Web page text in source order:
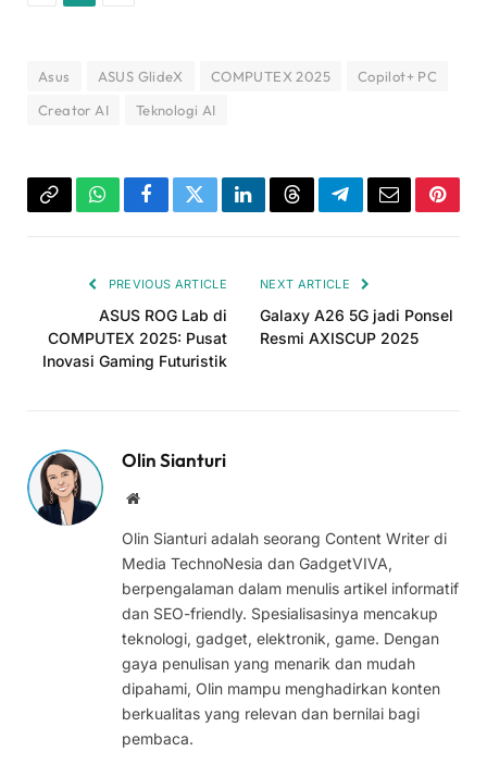
Asus ASUS GlideX COMPUTEX 2025
Copilot+ PC
Creator AI
Teknologi AI
Copy WhatsAppFacebookTwitterLinkedInThreadsTelegramEmail
PREVIOUS ARTICLE
ASUS ROG Lab di
COMPUTEX 2025: Pusat
Inovasi Gaming Futuristik
NEXT ARTICLE
Galaxy A26 5G jadi Ponsel
Resmi AXISCUP 2025
Olin Sianturi
Website
Olin Sianturi adalah seorang Content Writer di
Media TechnoNesia dan GadgetVIVA,
berpengalaman dalam menulis artikel informatif
dan SEO-friendly. Spesialisasinya mencakup
teknologi, gadget, elektronik, game. Dengan
gaya penulisan yang menarik dan mudah
dipahami, Olin mampu menghadirkan konten
berkualitas yang relevan dan bernilai bagi
pembaca.